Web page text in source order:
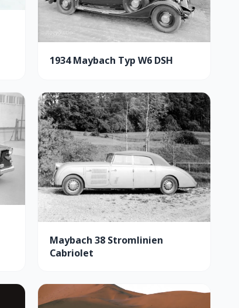
1934 Maybach Typ W6 DSH
Maybach 38 Stromlinien
Cabriolet